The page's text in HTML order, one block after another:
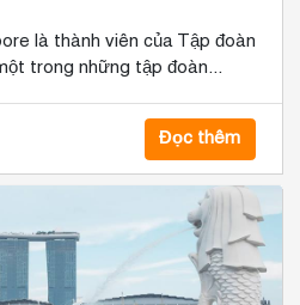
là thành viên của Tập đoàn
trong những tập đoàn...
Đọc thêm